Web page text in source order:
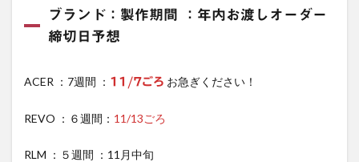
ブランド：製作期間 ：年内お渡しオーダー
締切日予想
ACER ：7週間 ： 11/7ごろ お急ぎください！
REVO ：６週間： 11/13ごろ
RLM ：５週間 ：11月中旬